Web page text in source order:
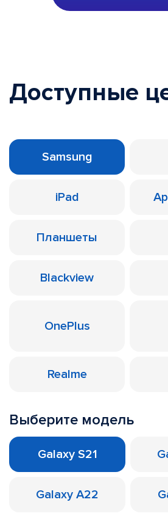
Доступные
Samsung
iPad
Планшеты
Blackview
OnePlus
Realme
Выберите модель
Galaxy S21
Galaxy A22